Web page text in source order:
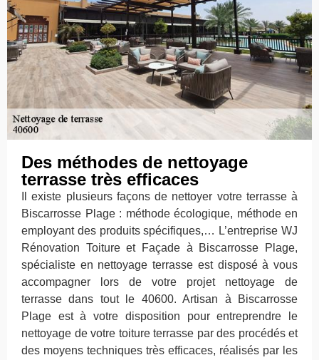
Des méthodes de nettoyage
terrasse très efficaces
Il existe plusieurs façons de nettoyer votre terrasse à
Biscarrosse Plage : méthode écologique, méthode en
employant des produits spécifiques,… L’entreprise WJ
Rénovation Toiture et Façade à Biscarrosse Plage,
spécialiste en nettoyage terrasse est disposé à vous
accompagner lors de votre projet nettoyage de
terrasse dans tout le 40600. Artisan à Biscarrosse
Plage est à votre disposition pour entreprendre le
nettoyage de votre toiture terrasse par des procédés et
des moyens techniques très efficaces, réalisés par les